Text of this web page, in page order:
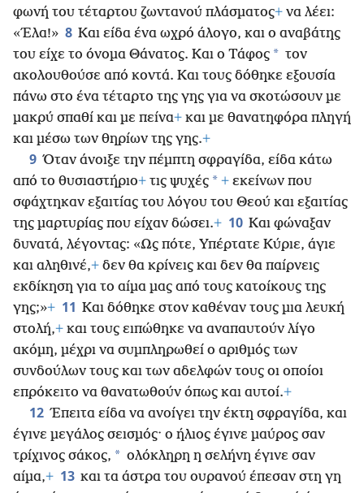
φωνή του τέταρτου ζωντανού πλάσματος+ να λέει:
«Έλα!» 8 Και είδα ένα ωχρό άλογο, και ο αναβάτης
του είχε το όνομα Θάνατος. Και ο Τάφος * τον
ακολουθούσε από κοντά. Και τους δόθηκε εξουσία
πάνω στο ένα τέταρτο της γης για να σκοτώσουν με
μακρύ σπαθί και με πείνα+ και με θανατηφόρα πληγή
και μέσω των θηρίων της γης.+
9 Όταν άνοιξε την πέμπτη σφραγίδα, είδα κάτω
από το θυσιαστήριο+ τις ψυχές * + εκείνων που
σφάχτηκαν εξαιτίας του λόγου του Θεού και εξαιτίας
της μαρτυρίας που είχαν δώσει.+ 10 Και φώναξαν
δυνατά, λέγοντας: «Ως πότε, Υπέρτατε Κύριε, άγιε
και αληθινέ,+ δεν θα κρίνεις και δεν θα παίρνεις
εκδίκηση για το αίμα μας από τους κατοίκους της
γης;»+ 11 Και δόθηκε στον καθέναν τους μια λευκή
στολή,+ και τους ειπώθηκε να αναπαυτούν λίγο
ακόμη, μέχρι να συμπληρωθεί ο αριθμός των
συνδούλων τους και των αδελφών τους οι οποίοι
επρόκειτο να θανατωθούν όπως και αυτοί.+
12 Έπειτα είδα να ανοίγει την έκτη σφραγίδα, και
έγινε μεγάλος σεισμός· ο ήλιος έγινε μαύρος σαν
τρίχινος σάκος, * ολόκληρη η σελήνη έγινε σαν
αίμα,+ 13 και τα άστρα του ουρανού έπεσαν στη γη